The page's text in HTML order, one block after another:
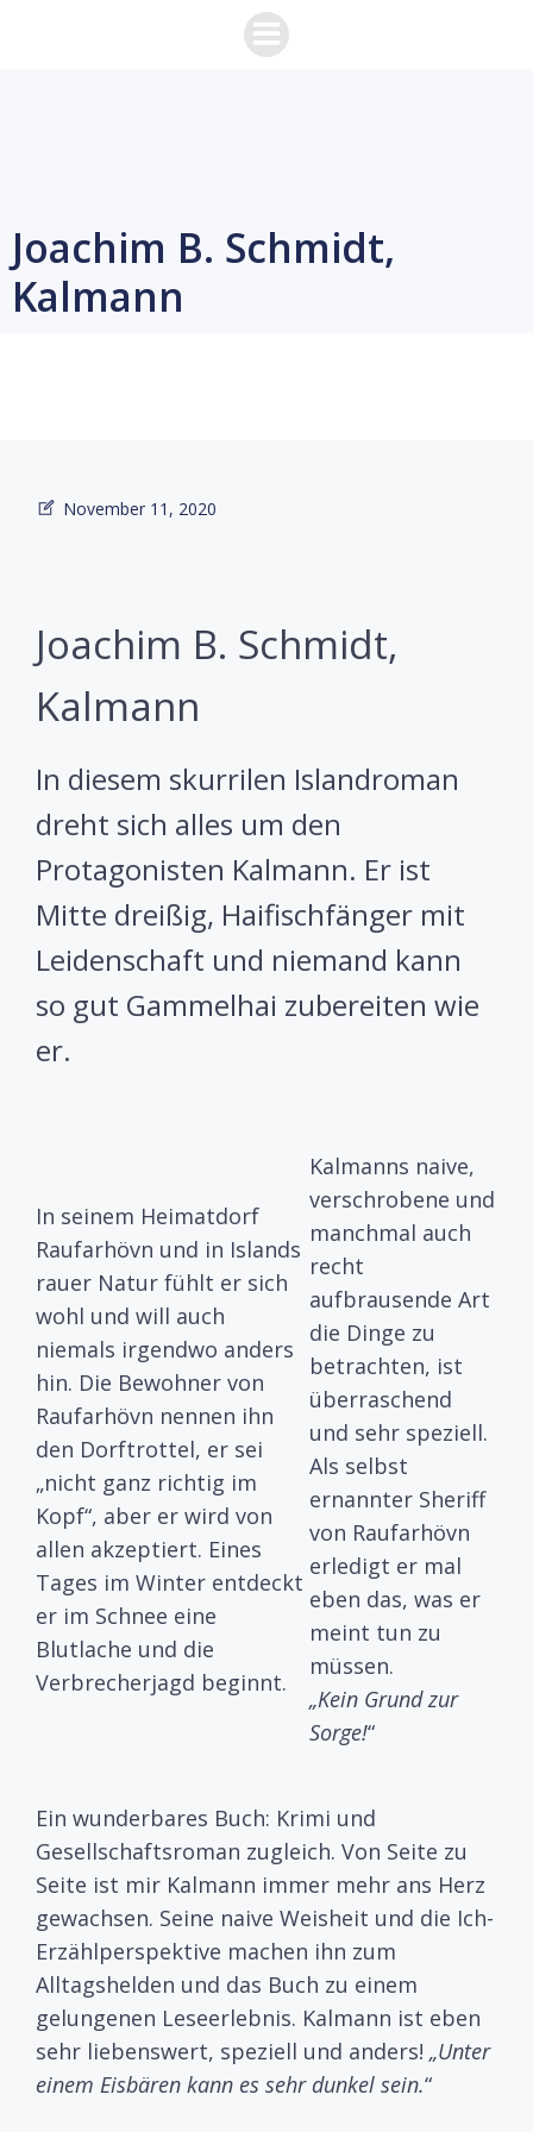
Zum
Inhalt
Joachim B. Schmidt,
Kalmann
November 11, 2020
Joachim B. Schmidt,
Kalmann
In diesem skurrilen Islandroman
dreht sich alles um den
Protagonisten Kalmann. Er ist
Mitte dreißig, Haifischfänger mit
Leidenschaft und niemand kann
so gut Gammelhai zubereiten wie
er.
In seinem Heimatdorf
Raufarhövn und in Islands
rauer Natur fühlt er sich
wohl und will auch
niemals irgendwo anders
hin. Die Bewohner von
Raufarhövn nennen ihn
den Dorftrottel, er sei
„nicht ganz richtig im
Kopf“, aber er wird von
allen akzeptiert. Eines
Tages im Winter entdeckt
er im Schnee eine
Blutlache und die
Verbrecherjagd beginnt.
Kalmanns naive,
verschrobene und
manchmal auch
recht
aufbrausende Art
die Dinge zu
betrachten, ist
überraschend
und sehr speziell.
Als selbst
ernannter Sheriff
von Raufarhövn
erledigt er mal
eben das, was er
meint tun zu
müssen.
„Kein Grund zur
Sorge!“
Ein wunderbares Buch: Krimi und
Gesellschaftsroman zugleich. Von Seite zu
Seite ist mir Kalmann immer mehr ans Herz
gewachsen. Seine naive Weisheit und die Ich-
Erzählperspektive machen ihn zum
Alltagshelden und das Buch zu einem
gelungenen Leseerlebnis. Kalmann ist eben
sehr liebenswert, speziell und anders! „Unter
einem Eisbären kann es sehr dunkel sein.“